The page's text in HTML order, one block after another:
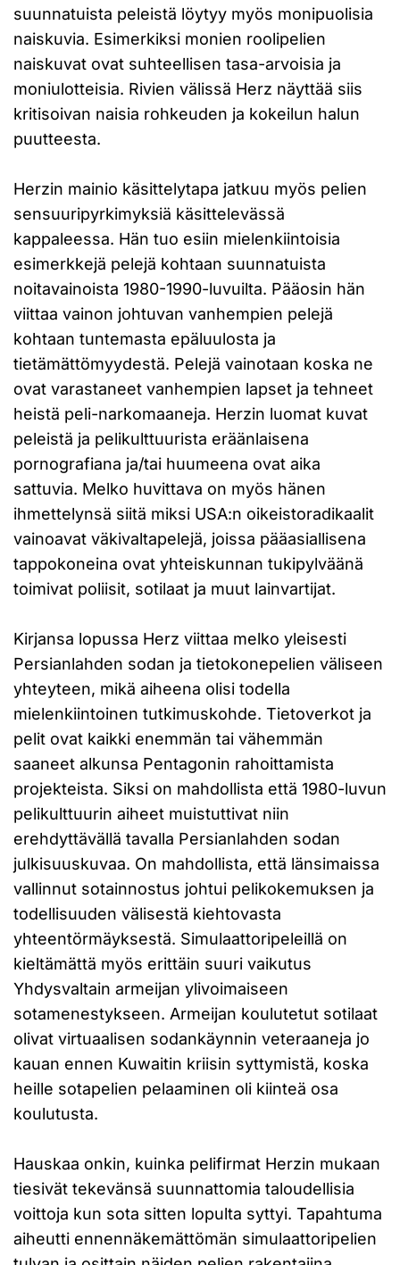
suunnatuista peleistä löytyy myös monipuolisia
naiskuvia. Esimerkiksi monien roolipelien
naiskuvat ovat suhteellisen tasa-arvoisia ja
moniulotteisia. Rivien välissä Herz näyttää siis
kritisoivan naisia rohkeuden ja kokeilun halun
puutteesta.
Herzin mainio käsittelytapa jatkuu myös pelien
sensuuripyrkimyksiä käsittelevässä
kappaleessa. Hän tuo esiin mielenkiintoisia
esimerkkejä pelejä kohtaan suunnatuista
noitavainoista 1980-1990-luvuilta. Pääosin hän
viittaa vainon johtuvan vanhempien pelejä
kohtaan tuntemasta epäluulosta ja
tietämättömyydestä. Pelejä vainotaan koska ne
ovat varastaneet vanhempien lapset ja tehneet
heistä peli-narkomaaneja. Herzin luomat kuvat
peleistä ja pelikulttuurista eräänlaisena
pornografiana ja/tai huumeena ovat aika
sattuvia. Melko huvittava on myös hänen
ihmettelynsä siitä miksi USA:n oikeistoradikaalit
vainoavat väkivaltapelejä, joissa pääasiallisena
tappokoneina ovat yhteiskunnan tukipylväänä
toimivat poliisit, sotilaat ja muut lainvartijat.
Kirjansa lopussa Herz viittaa melko yleisesti
Persianlahden sodan ja tietokonepelien väliseen
yhteyteen, mikä aiheena olisi todella
mielenkiintoinen tutkimuskohde. Tietoverkot ja
pelit ovat kaikki enemmän tai vähemmän
saaneet alkunsa Pentagonin rahoittamista
projekteista. Siksi on mahdollista että 1980-luvun
pelikulttuurin aiheet muistuttivat niin
erehdyttävällä tavalla Persianlahden sodan
julkisuuskuvaa. On mahdollista, että länsimaissa
vallinnut sotainnostus johtui pelikokemuksen ja
todellisuuden välisestä kiehtovasta
yhteentörmäyksestä. Simulaattoripeleillä on
kieltämättä myös erittäin suuri vaikutus
Yhdysvaltain armeijan ylivoimaiseen
sotamenestykseen. Armeijan koulutetut sotilaat
olivat virtuaalisen sodankäynnin veteraaneja jo
kauan ennen Kuwaitin kriisin syttymistä, koska
heille sotapelien pelaaminen oli kiinteä osa
koulutusta.
Hauskaa onkin, kuinka pelifirmat Herzin mukaan
tiesivät tekevänsä suunnattomia taloudellisia
voittoja kun sota sitten lopulta syttyi. Tapahtuma
aiheutti ennennäkemättömän simulaattoripelien